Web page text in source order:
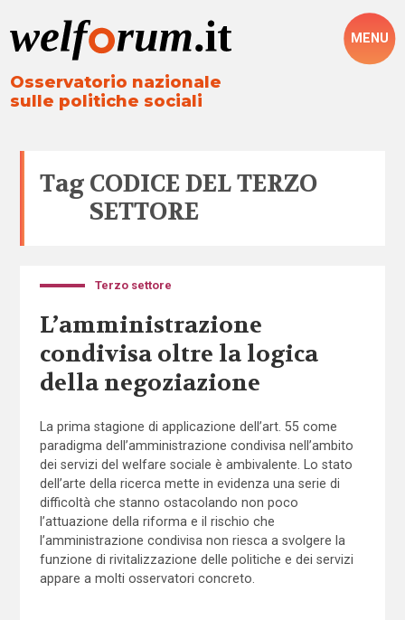
Osservatorio nazionale
sulle politiche sociali
MENU
Tag CODICE DEL TERZO
SETTORE
Terzo settore
L’amministrazione
condivisa oltre la logica
della negoziazione
La prima stagione di applicazione dell’art. 55 come
paradigma dell’amministrazione condivisa nell’ambito
dei servizi del welfare sociale è ambivalente. Lo stato
dell’arte della ricerca mette in evidenza una serie di
difficoltà che stanno ostacolando non poco
l’attuazione della riforma e il rischio che
l’amministrazione condivisa non riesca a svolgere la
funzione di rivitalizzazione delle politiche e dei servizi
appare a molti osservatori concreto.